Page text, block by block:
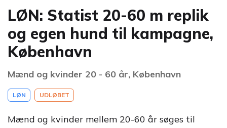
LØN: Statist 20-60 m replik
og egen hund til kampagne,
København
Mænd og kvinder 20 - 60 år, København
LØN UDLØBET
Mænd og kvinder mellem 20-60 år søges til